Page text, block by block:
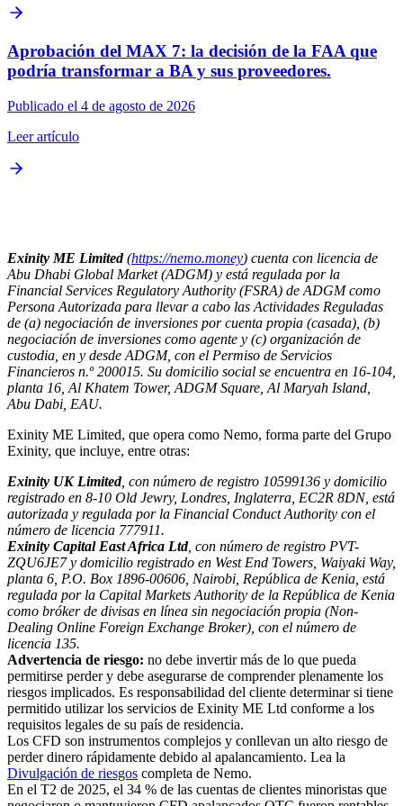
Aprobación del MAX 7: la decisión de la FAA que
podría transformar a BA y sus proveedores.
Publicado el 4 de agosto de 2026
Leer artículo
Exinity ME Limited(https://nemo.money) cuenta con licencia de
Abu Dhabi Global Market (ADGM) y está regulada por la
Financial Services Regulatory Authority (FSRA) de ADGM como
Persona Autorizada para llevar a cabo las Actividades Reguladas
de (a) negociación de inversiones por cuenta propia (casada), (b)
negociación de inversiones como agente y (c) organización de
custodia, en y desde ADGM, con el Permiso de Servicios
Financieros n.º 200015. Su domicilio social se encuentra en 16-104,
planta 16, Al Khatem Tower, ADGM Square, Al Maryah Island,
Abu Dabi, EAU.
Exinity ME Limited, que opera como Nemo, forma parte del Grupo
Exinity, que incluye, entre otras:
Exinity UK Limited, con número de registro 10599136 y domicilio
registrado en 8-10 Old Jewry, Londres, Inglaterra, EC2R 8DN, está
autorizada y regulada por la Financial Conduct Authority con el
número de licencia 777911.
Exinity Capital East Africa Ltd, con número de registro PVT-
ZQU6JE7 y domicilio registrado en West End Towers, Waiyaki Way,
planta 6, P.O. Box 1896-00606, Nairobi, República de Kenia, está
regulada por la Capital Markets Authority de la República de Kenia
como bróker de divisas en línea sin negociación propia (Non-
Dealing Online Foreign Exchange Broker), con el número de
licencia 135.
Advertencia de riesgo: no debe invertir más de lo que pueda
permitirse perder y debe asegurarse de comprender plenamente los
riesgos implicados. Es responsabilidad del cliente determinar si tiene
permitido utilizar los servicios de Exinity ME Ltd conforme a los
requisitos legales de su país de residencia.
Los CFD son instrumentos complejos y conllevan un alto riesgo de
perder dinero rápidamente debido al apalancamiento. Lea la
Divulgación de riesgos completa de Nemo.
En el T2 de 2025, el 34 % de las cuentas de clientes minoristas que